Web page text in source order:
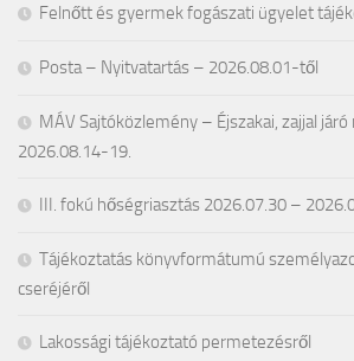
Felnőtt és gyermek fogászati ügyelet
Posta – Nyitvatartás – 2026.08.01-től
MÁV Sajtóközlemény – Éjszakai, zajjal
2026.08.14-19.
III. fokú hőségriasztás 2026.07.30 –
Tájékoztatás könyvformátumú
cseréjéről
Lakossági tájékoztató permetezésről